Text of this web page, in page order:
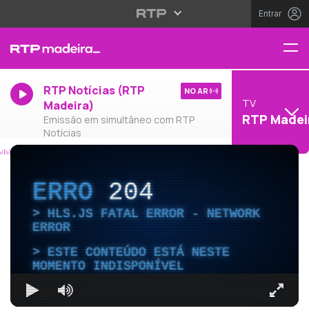
Entrar
RTP Notícias (RTP
Madeira)
Emissão em simultâneo com RTP
Notícias
NO AR
TV
RTP
ERRO204
HLS.JS FATAL ERROR - NETWORK
ERROR
ESTE CONTEÚDO ESTÁ NESTE
MOMENTO INDISPONÍVEL